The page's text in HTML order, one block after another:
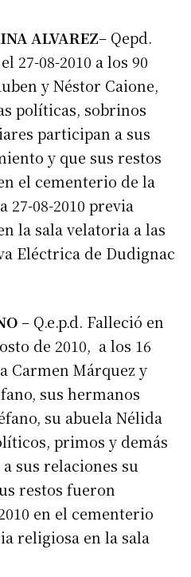
ALVAREZ– Qepd.
27-08-2010 a los 90
y Néstor Caione,
políticas, sobrinos
participan a sus
y que sus restos
el cementerio de la
27-08-2010 previa
la sala velatoria a las
Eléctrica de Dudignac
– Q.e.p.d. Falleció en
de 2010, a los 16
Carmen Márquez y
sus hermanos
su abuela Nélida
primos y demás
sus relaciones su
restos fueron
en el cementerio
religiosa en la sala